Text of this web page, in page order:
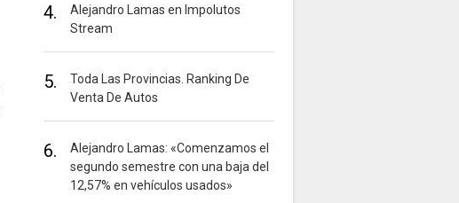
4.
Alejandro Lamas en Impolutos
Stream
5.
Toda Las Provincias. Ranking De
Venta De Autos
6.
Alejandro Lamas: «Comenzamos el
segundo semestre con una baja del
12,57% en vehículos usados»